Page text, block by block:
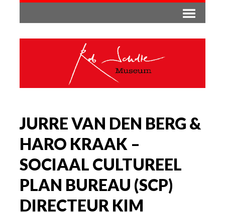
JURRE VAN DEN BERG &
HARO KRAAK –
SOCIAAL CULTUREEL
PLAN BUREAU (SCP)
DIRECTEUR KIM